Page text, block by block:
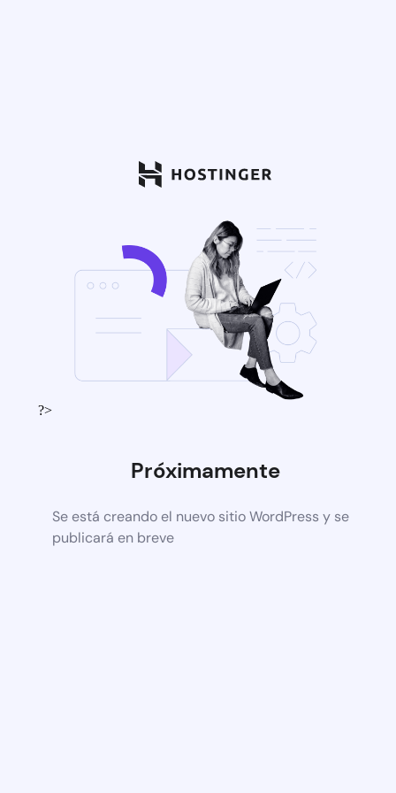
?>
Próximamente
Se está creando el nuevo sitio WordPress y se
publicará en breve